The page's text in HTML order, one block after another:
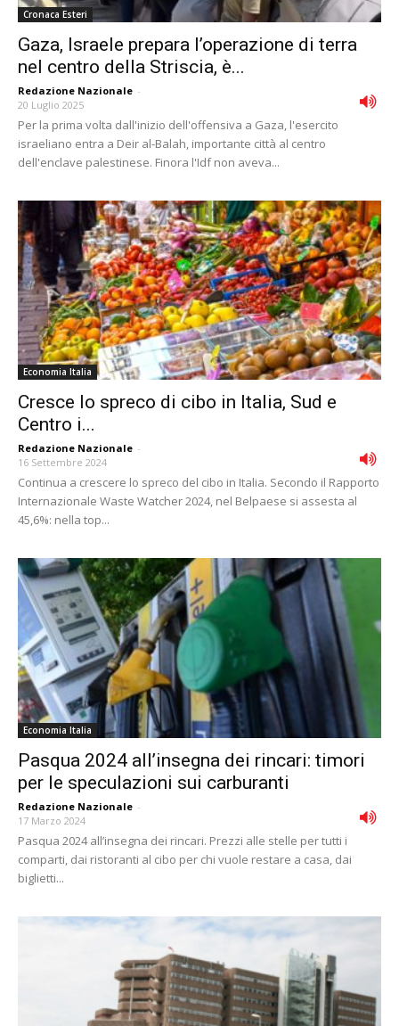
Cronaca Esteri
Gaza, Israele prepara l’operazione di terra
nel centro della Striscia, è...
Redazione Nazionale -
20 Luglio 2025
Per la prima volta dall'inizio dell'offensiva a Gaza, l'esercito
israeliano entra a Deir al-Balah, importante città al centro
dell'enclave palestinese. Finora l'Idf non aveva...
Economia Italia
Cresce lo spreco di cibo in Italia, Sud e
Centro i...
Redazione Nazionale -
16 Settembre 2024
Continua a crescere lo spreco del cibo in Italia. Secondo il Rapporto
Internazionale Waste Watcher 2024, nel Belpaese si assesta al
45,6%: nella top...
Economia Italia
Pasqua 2024 all’insegna dei rincari: timori
per le speculazioni sui carburanti
Redazione Nazionale -
17 Marzo 2024
Pasqua 2024 all’insegna dei rincari. Prezzi alle stelle per tutti i
comparti, dai ristoranti al cibo per chi vuole restare a casa, dai
biglietti...